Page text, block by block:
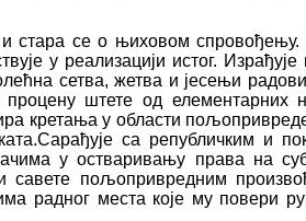
стара се о њиховом
у реализацији истог. Израђује
сетва, жетва и јесењи
штете од елементарних
кретања у области
са републичким и
у остваривању права на
савете пољопривредним
радног места које му повери